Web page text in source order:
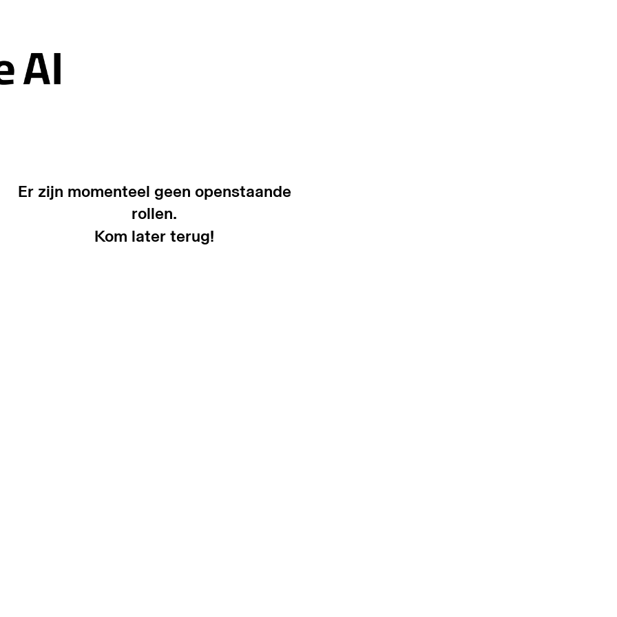
Er zijn momenteel geen openstaande
rollen.
Kom later terug!